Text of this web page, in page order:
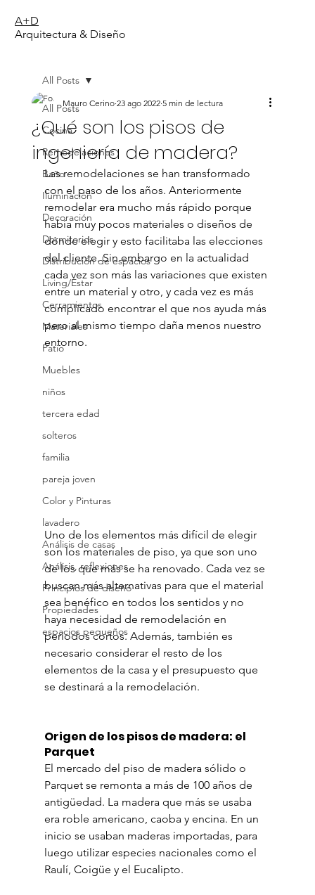
Arquitectura & Diseño
A+D
All Posts
Cocina
Remodelaciones
Baño
Iluminación
Decoración
Dormitorios
Distribución de espacios
Living/Estar
Cerramientos
Materiales
Patio
Muebles
niños
tercera edad
solteros
familia
pareja joven
Color y Pinturas
lavadero
Análisis de casas
Análisis, reflexiones
Principios de diseño
Propiedades
espacios pequeños
All Posts
¿Qué son los pisos de
ingeniería de madera?
Mauro Cerino 23 ago 2022 5 min de lectura
Las remodelaciones se han transformado
con el paso de los años. Anteriormente
remodelar era mucho más rápido porque
había muy pocos materiales o diseños de
dónde elegir y esto facilitaba las elecciones
del cliente. Sin embargo en la actualidad
cada vez son más las variaciones que existen
entre un material y otro, y cada vez es más
complicado encontrar el que nos ayuda más
pero al mismo tiempo daña menos nuestro
entorno.
Uno de los elementos más difícil de elegir
son los materiales de piso, ya que son uno
de los que más se ha renovado. Cada vez se
buscan más alternativas para que el material
sea benéfico en todos los sentidos y no
haya necesidad de remodelación en
periodos cortos. Además, también es
necesario considerar el resto de los
elementos de la casa y el presupuesto que
se destinará a la remodelación.
Origen de los pisos de madera: el
Parquet
El mercado del piso de madera sólido o
Parquet se remonta a más de 100 años de
antigüedad. La madera que más se usaba
era roble americano, caoba y encina. En un
inicio se usaban maderas importadas, para
luego utilizar especies nacionales como el
Raulí, Coigüe y el Eucalipto.